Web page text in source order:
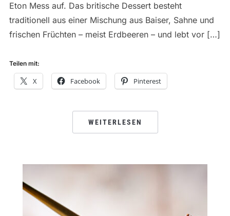
Eton Mess auf. Das britische Dessert besteht
traditionell aus einer Mischung aus Baiser, Sahne und
frischen Früchten – meist Erdbeeren – und lebt vor […]
Teilen mit:
X Facebook Pinterest
WEITERLESEN